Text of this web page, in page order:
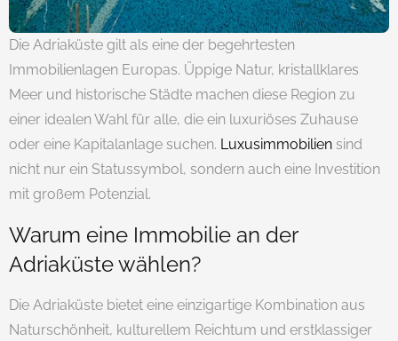
Die Adriaküste gilt als eine der begehrtesten
Immobilienlagen Europas. Üppige Natur, kristallklares
Meer und historische Städte machen diese Region zu
einer idealen Wahl für alle, die ein luxuriöses Zuhause
oder eine Kapitalanlage suchen. Luxusimmobilien sind
nicht nur ein Statussymbol, sondern auch eine Investition
mit großem Potenzial.
Warum eine Immobilie an der
Adriaküste wählen?
Die Adriaküste bietet eine einzigartige Kombination aus
Naturschönheit, kulturellem Reichtum und erstklassiger